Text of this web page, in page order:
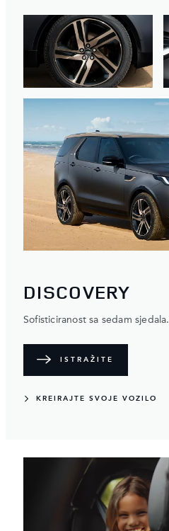
DISCOVERY
Sofisticiranost sa sedam sjedala.
ISTRAŽITE
KREIRAJTE SVOJE VOZILO